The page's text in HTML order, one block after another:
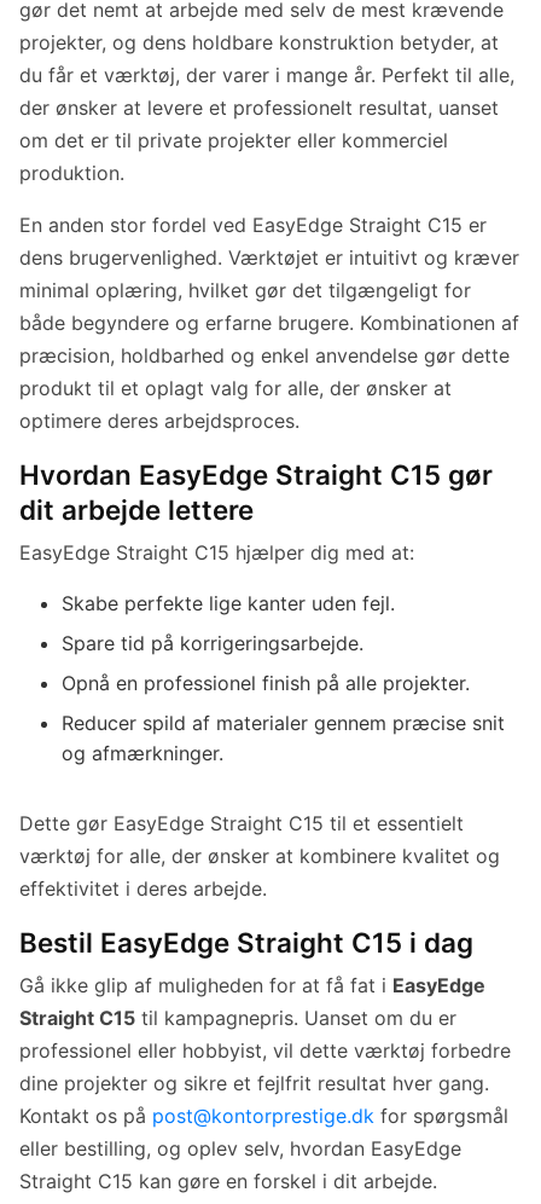
gør det nemt at arbejde med selv de mest krævende
projekter, og dens holdbare konstruktion betyder, at
du får et værktøj, der varer i mange år. Perfekt til alle,
der ønsker at levere et professionelt resultat, uanset
om det er til private projekter eller kommerciel
produktion.
En anden stor fordel ved EasyEdge Straight C15 er
dens brugervenlighed. Værktøjet er intuitivt og kræver
minimal oplæring, hvilket gør det tilgængeligt for
både begyndere og erfarne brugere. Kombinationen af
præcision, holdbarhed og enkel anvendelse gør dette
produkt til et oplagt valg for alle, der ønsker at
optimere deres arbejdsproces.
Hvordan EasyEdge Straight C15 gør
dit arbejde lettere
EasyEdge Straight C15 hjælper dig med at:
Skabe perfekte lige kanter uden fejl.
Spare tid på korrigeringsarbejde.
Opnå en professionel finish på alle projekter.
Reducer spild af materialer gennem præcise snit
og afmærkninger.
Dette gør EasyEdge Straight C15 til et essentielt
værktøj for alle, der ønsker at kombinere kvalitet og
effektivitet i deres arbejde.
Bestil EasyEdge Straight C15 i dag
Gå ikke glip af muligheden for at få fat i EasyEdge
Straight C15 til kampagnepris. Uanset om du er
professionel eller hobbyist, vil dette værktøj forbedre
dine projekter og sikre et fejlfrit resultat hver gang.
Kontakt os på post@kontorprestige.dk for spørgsmål
eller bestilling, og oplev selv, hvordan EasyEdge
Straight C15 kan gøre en forskel i dit arbejde.